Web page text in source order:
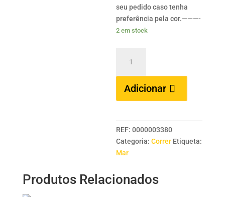
seu pedido caso tenha
preferência pela cor.———-
2 em stock
COLMIC
Menta
Scorrevole
-
20
gramas
Adicionar
REF:0000003380
Categoria:Correr Etiqueta:
Mar
Produtos Relacionados